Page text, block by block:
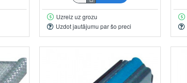
Uzreiz uz grozu
Uzdot jautājumu par šo preci